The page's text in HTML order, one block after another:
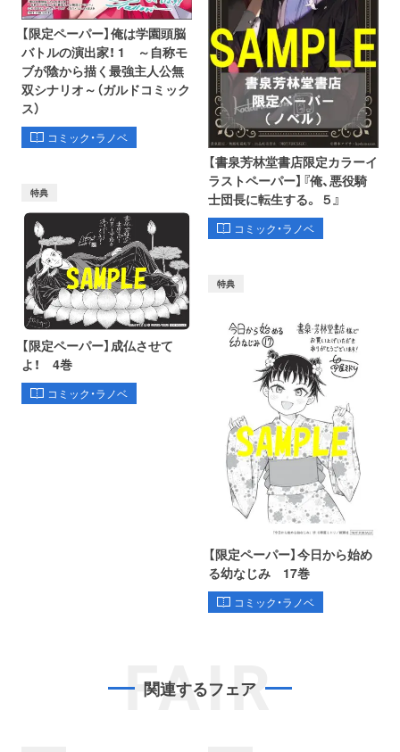
【限定ペーパー】俺は学園頭脳
バトルの演出家！ 1 ～自称モ
ブが陰から描く最強主人公無
双シナリオ～（ガルドコミック
ス）
コミック・ラノベ
【書泉芳林堂書店限定カラーイ
ラストペーパー】『俺、悪役騎
士団長に転生する。 ５』
コミック・ラノベ
特典
【限定ペーパー】成仏させて
よ！ 4巻
コミック・ラノベ
特典
【限定ペーパー】今日から始め
る幼なじみ 17巻
コミック・ラノベ
FAIR
関連するフェア